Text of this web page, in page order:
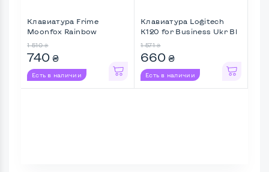
Клавиатура Frime
Moonfox Rainbow
1 510 ₴
740 ₴
Есть в наличии
Клавиатура Logitech
K120 for Business Ukr Bl
1 571 ₴
660 ₴
Есть в наличии